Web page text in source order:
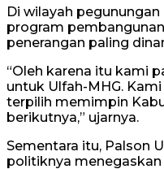
Di wilayah
program
penerangan paling
“Oleh karena itu kami
untuk Ulfah-MHG.
terpilih memimpin
berikutnya,” ujarnya.
Sementara itu, Palson
politiknya